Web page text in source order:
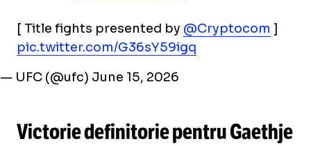
[ Title fights presented by @Cryptocom ]
pic.twitter.com/G36sY59igq
— UFC (@ufc) June 15, 2026
Victorie definitorie pentru Gaethje